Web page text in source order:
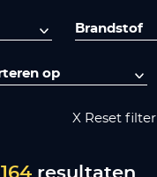
X Reset filter
164resultaten